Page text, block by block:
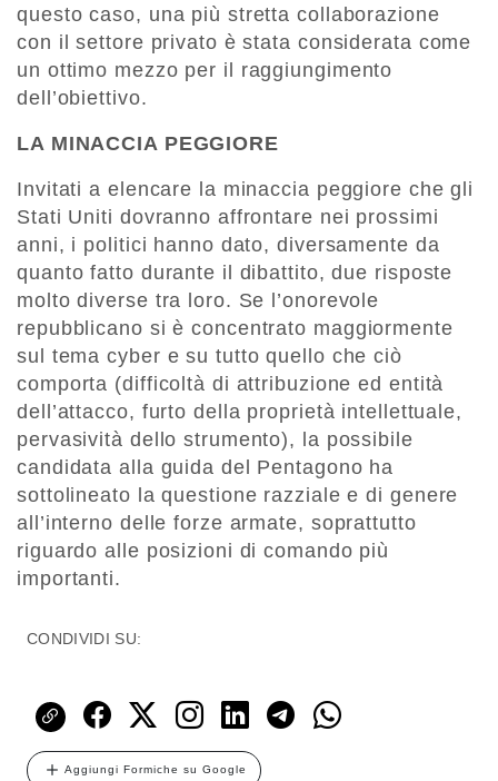
questo caso, una più stretta collaborazione
con il settore privato è stata considerata come
un ottimo mezzo per il raggiungimento
dell’obiettivo.
LA MINACCIA PEGGIORE
Invitati a elencare la minaccia peggiore che gli
Stati Uniti dovranno affrontare nei prossimi
anni, i politici hanno dato, diversamente da
quanto fatto durante il dibattito, due risposte
molto diverse tra loro. Se l’onorevole
repubblicano si è concentrato maggiormente
sul tema cyber e su tutto quello che ciò
comporta (difficoltà di attribuzione ed entità
dell’attacco, furto della proprietà intellettuale,
pervasività dello strumento), la possibile
candidata alla guida del Pentagono ha
sottolineato la questione razziale e di genere
all’interno delle forze armate, soprattutto
riguardo alle posizioni di comando più
importanti.
CONDIVIDI SU:
Aggiungi Formiche su Google